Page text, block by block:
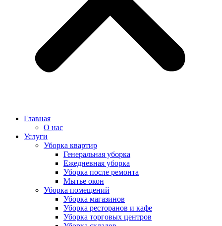
Главная
О нас
Услуги
Уборка квартир
Генеральная уборка
Ежедневная уборка
Уборка после ремонта
Мытье окон
Уборка помещений
Уборка магазинов
Уборка ресторанов и кафе
Уборка торговых центров